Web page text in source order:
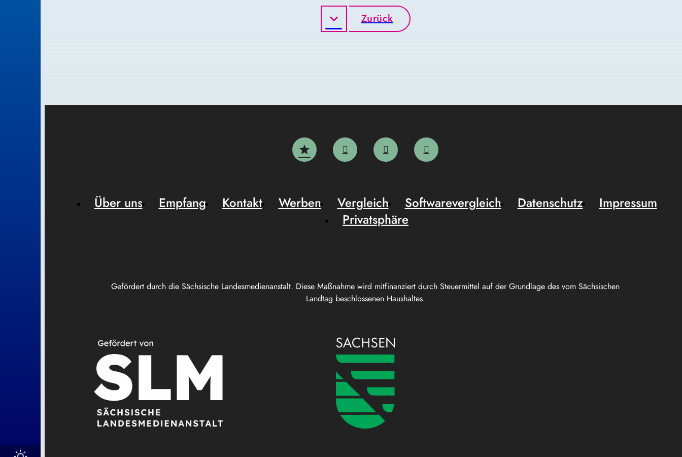
Zurück
Gefördert durch die Sächsische Landesmedienanstalt. Diese Maßnahme wird mitfinanziert durch Steuermittel auf der Grundlage des vom Sächsischen
Landtag beschlossenen Haushaltes.
Über uns Empfang Kontakt Werben Vergleich Softwarevergleich Datenschutz
Impressum
Privatsphäre